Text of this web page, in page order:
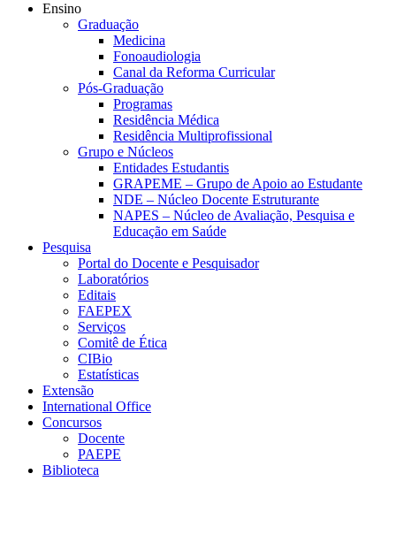
Ensino
Graduação
Medicina
Fonoaudiologia
Canal da Reforma Curricular
Pós-Graduação
Programas
Residência Médica
Residência Multiprofissional
Grupo e Núcleos
Entidades Estudantis
GRAPEME – Grupo de Apoio ao Estudante
NDE – Núcleo Docente Estruturante
NAPES – Núcleo de Avaliação, Pesquisa e
Educação em Saúde
Pesquisa
Portal do Docente e Pesquisador
Laboratórios
Editais
FAEPEX
Serviços
Comitê de Ética
CIBio
Estatísticas
Extensão
International Office
Concursos
Docente
PAEPE
Biblioteca